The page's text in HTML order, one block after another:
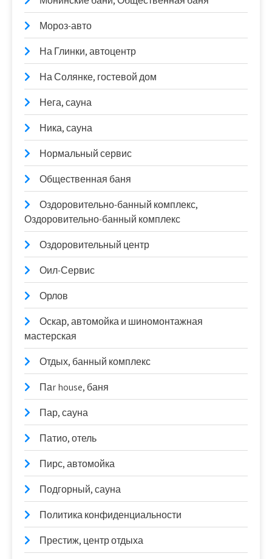
Мороз-авто
На Глинки, автоцентр
На Солянке, гостевой дом
Нега, сауна
Ника, сауна
Нормальный сервис
Общественная баня
Оздоровительно-банный комплекс,
Оздоровительно-банный комплекс
Оздоровительный центр
Оил-Сервис
Орлов
Оскар, автомойка и шиномонтажная
мастерская
Отдых, банный комплекс
Паr house, баня
Пар, сауна
Патио, отель
Пирс, автомойка
Подгорный, сауна
Политика конфиденциальности
Престиж, центр отдыха